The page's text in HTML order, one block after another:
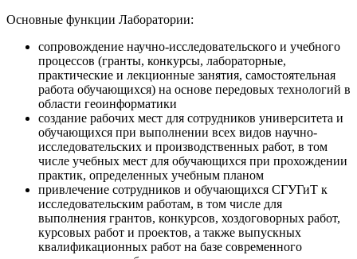
Основные функции Лаборатории:
сопровождение научно-исследовательского и учебного
процессов (гранты, конкурсы, лабораторные,
практические и лекционные занятия, самостоятельная
работа обучающихся) на основе передовых технологий в
области геоинформатики
создание рабочих мест для сотрудников университета и
обучающихся при выполнении всех видов научно-
исследовательских и производственных работ, в том
числе учебных мест для обучающихся при прохождении
практик, определенных учебным планом
привлечение сотрудников и обучающихся СГУГиТ к
исследовательским работам, в том числе для
выполнения грантов, конкурсов, хоздоговорных работ,
курсовых работ и проектов, а также выпускных
квалификационных работ на базе современного